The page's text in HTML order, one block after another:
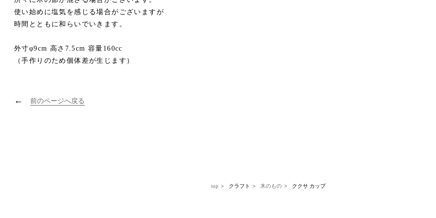
使い始めに塩気を感じる場合がございますが
時間とともに和らいでいきます。
外寸φ9cm 高さ7.5cm 容量160cc
（手作りのため個体差が生じます）
← 前のページへ戻る
top クラフト 木のもの ククサ カップ